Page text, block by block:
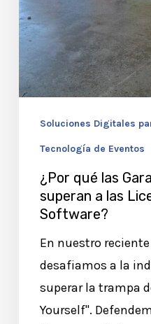
Software?
Soluciones Digitales
Tecnología de Eventos
¿Por qué las
superan a las
Software?
En nuestro
desafiamos a la
superar la trampa
Yourself".